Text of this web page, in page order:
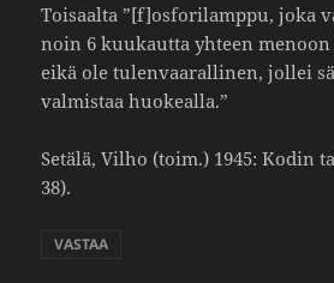
Toisaalta ”[f]osforilamppu, joka
noin 6 kuukautta yhteen
eikä ole tulen­vaa­ral­linen, jollei
valmistaa huokealla.”
Setälä, Vilho (toim.) 1945: Kodin
38).
VASTAA